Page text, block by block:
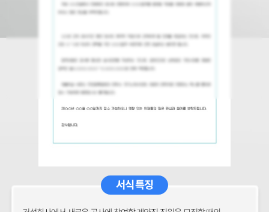
서식 특징